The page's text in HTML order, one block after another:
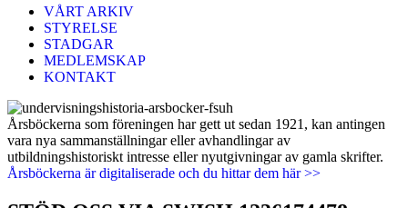
VÅRT ARKIV
STYRELSE
STADGAR
MEDLEMSKAP
KONTAKT
Årsböckerna som föreningen har gett ut sedan 1921, kan antingen
vara nya sammanställningar eller avhandlingar av
utbildningshistoriskt intresse eller nyutgivningar av gamla skrifter.
Årsböckerna är digitaliserade och du hittar dem här >>